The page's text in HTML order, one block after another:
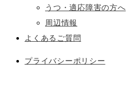
うつ・適応障害の方へ
周辺情報
よくあるご質問
プライバシーポリシー